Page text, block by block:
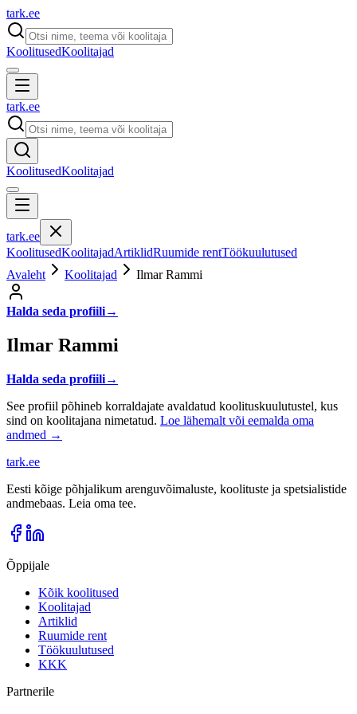
tark.ee
KoolitusedKoolitajad
tark.ee
KoolitusedKoolitajad
tark.ee
KoolitusedKoolitajadArtiklidRuumide rentTöökuulutused
Avaleht
Koolitajad Ilmar Rammi
Halda seda profiili→
Ilmar Rammi
Halda seda profiili→
See profiil põhineb korraldajate avaldatud koolituskuulutustel, kus
sind on koolitajana nimetatud. Loe lähemalt või eemalda oma
andmed →
tark.ee
Eesti kõige põhjalikum arenguvõimaluste, koolituste ja spetsialistide
andmebaas. Leia oma tee.
Õppijale
Kõik koolitused
Koolitajad
Artiklid
Ruumide rent
Töökuulutused
KKK
Partnerile